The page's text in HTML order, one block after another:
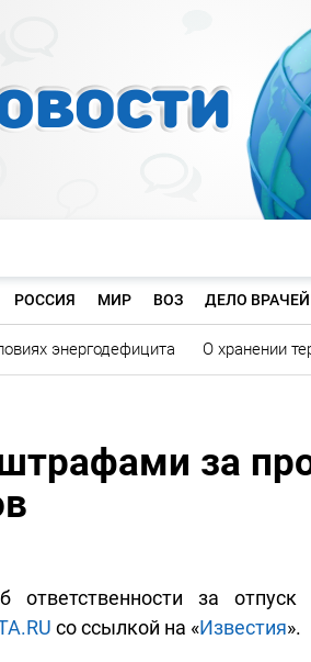
РОССИЯ МИР ВОЗ ДЕЛО ВРАЧЕЙ
энергодефицита О хранении
за
ответственности за отпуск
со ссылкой на «Известия».